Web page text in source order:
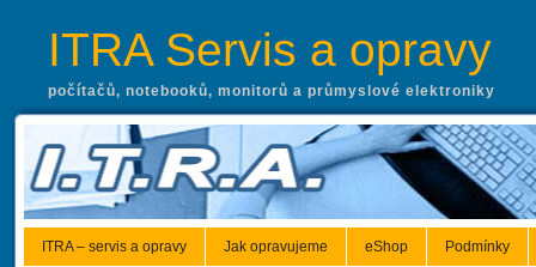
ITRA Servis a opravy
počítačů, notebooků, monitorů a průmyslové elektroniky
ITRA – servis a opravy Jak opravujeme eShop Podmínky